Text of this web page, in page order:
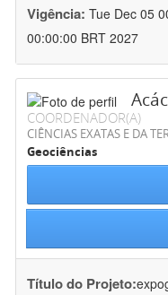
Vigência: Tue Dec 05
00:00:00 BRT 2027
COORDENADOR(A)
CIÊNCIAS EXATAS E DA
Geociências
Título do Projeto: